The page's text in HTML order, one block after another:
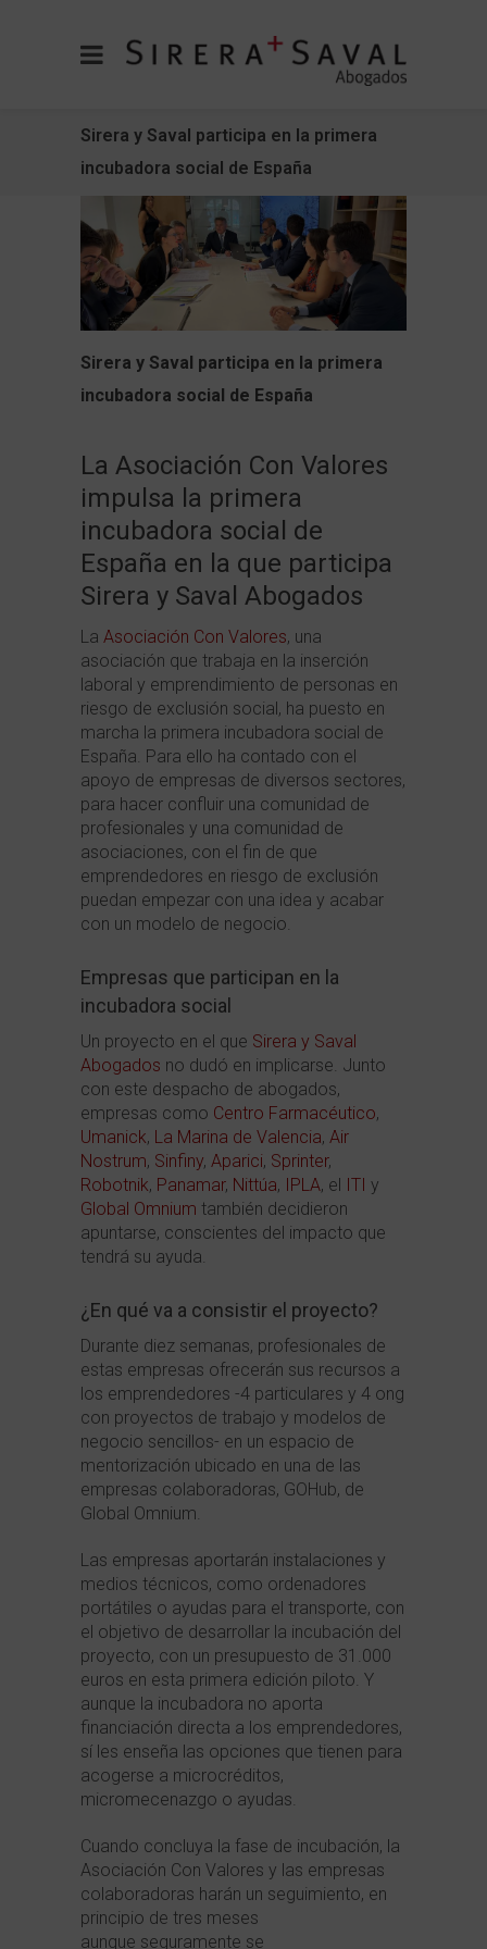
Sirera y Saval participa en la primera
incubadora social de España
Sirera y Saval participa en la primera
incubadora social de España
La Asociación Con Valores
impulsa la primera
incubadora social de
España en la que participa
Sirera y Saval Abogados
La Asociación Con Valores, una
asociación que trabaja en la inserción
laboral y emprendimiento de personas en
riesgo de exclusión social, ha puesto en
marcha la primera incubadora social de
España. Para ello ha contado con el
apoyo de empresas de diversos sectores,
para hacer confluir una comunidad de
profesionales y una comunidad de
asociaciones, con el fin de que
emprendedores en riesgo de exclusión
puedan empezar con una idea y acabar
con un modelo de negocio.
Empresas que participan en la
incubadora social
Un proyecto en el que Sirera y Saval
Abogados no dudó en implicarse. Junto
con este despacho de abogados,
empresas como Centro Farmacéutico,
Umanick, La Marina de Valencia, Air
Nostrum, Sinfiny, Aparici, Sprinter,
Robotnik, Panamar, Nittúa, IPLA, el ITI y
Global Omnium también decidieron
apuntarse, conscientes del impacto que
tendrá su ayuda.
¿En qué va a consistir el proyecto?
Durante diez semanas, profesionales de
estas empresas ofrecerán sus recursos a
los emprendedores -4 particulares y 4 ong
con proyectos de trabajo y modelos de
negocio sencillos- en un espacio de
mentorización ubicado en una de las
empresas colaboradoras, GOHub, de
Global Omnium.
Las empresas aportarán instalaciones y
medios técnicos, como ordenadores
portátiles o ayudas para el transporte, con
el objetivo de desarrollar la incubación del
proyecto, con un presupuesto de 31.000
euros en esta primera edición piloto. Y
aunque la incubadora no aporta
financiación directa a los emprendedores,
sí les enseña las opciones que tienen para
acogerse a microcréditos,
micromecenazgo o ayudas.
Cuando concluya la fase de incubación, la
Asociación Con Valores y las empresas
colaboradoras harán un seguimiento, en
principio de tres meses
aunque seguramente se